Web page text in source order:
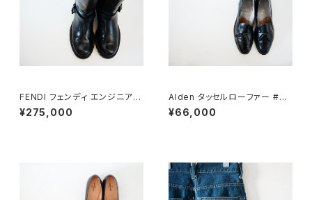
FENDI フェンディ エンジニアブ
ーツ 8.5
¥275,000
Alden タッセルローファー #66
0 10C
¥66,000